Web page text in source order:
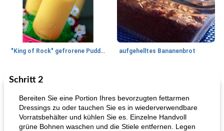
"King of Rock" gefrorene Pudding Pops aufgehelltes Bananenbrot
Mittagessen / Snacks
Schritt 2
Bereiten Sie eine Portion Ihres bevorzugten fettarmen
Dressings zu oder tauchen Sie es in wiederverwendbare
Vorratsbehälter und kühlen Sie es. Einzelne Handvoll
grüne Bohnen waschen und die Stiele entfernen. Legen